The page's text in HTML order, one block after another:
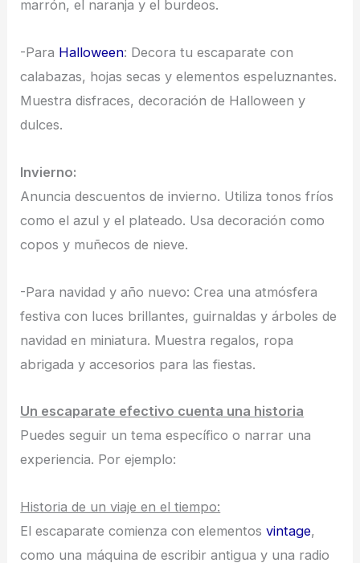
marrón, el naranja y el burdeos.
-Para Halloween: Decora tu escaparate con
calabazas, hojas secas y elementos espeluznantes.
Muestra disfraces, decoración de Halloween y
dulces.
Invierno:
Anuncia descuentos de invierno. Utiliza tonos fríos
como el azul y el plateado. Usa decoración como
copos y muñecos de nieve.
-Para navidad y año nuevo: Crea una atmósfera
festiva con luces brillantes, guirnaldas y árboles de
navidad en miniatura. Muestra regalos, ropa
abrigada y accesorios para las fiestas.
Un escaparate efectivo cuenta una historia
Puedes seguir un tema específico o narrar una
experiencia. Por ejemplo:
Historia de un viaje en el tiempo:
El escaparate comienza con elementosvintage,
como una máquina de escribir antigua y una radio